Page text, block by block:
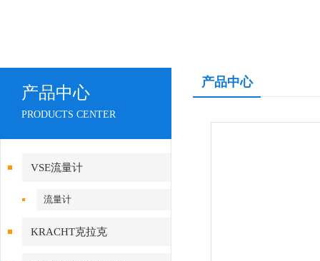
产品中心
PRODUCTS CENTER
VSE流量计
流量计
KRACHT克拉克
产品中心